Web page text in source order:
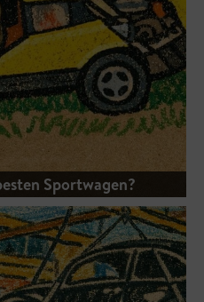
Sportwagen?